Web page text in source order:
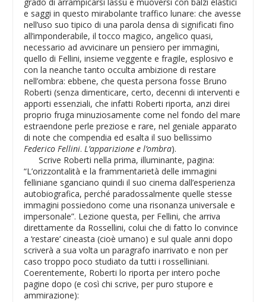
grado di arrampicarsi lassù e muoversi con balzi elastici
e saggi in questo mirabolante traffico lunare: che avesse
nell’uso suo tipico di una parola densa di significati fino
all’imponderabile, il tocco magico, angelico quasi,
necessario ad avvicinare un pensiero per immagini,
quello di Fellini, insieme veggente e fragile, esplosivo e
con la neanche tanto occulta ambizione di restare
nell’ombra: ebbene, che questa persona fosse Bruno
Roberti (senza dimenticare, certo, decenni di interventi e
apporti essenziali, che infatti Roberti riporta, anzi direi
proprio fruga minuziosamente come nel fondo del mare
estraendone perle preziose e rare, nel geniale apparato
di note che compendia ed esalta il suo bellissimo
Federico Fellini.L’apparizione e l’ombra).
Scrive Roberti nella prima, illuminante, pagina:
“L’orizzontalità e la frammentarietà delle immagini
felliniane sganciano quindi il suo cinema dall’esperienza
autobiografica, perché paradossalmente quelle stesse
immagini possiedono come una risonanza universale e
impersonale”. Lezione questa, per Fellini, che arriva
direttamente da Rossellini, colui che di fatto lo convince
a ‘restare’ cineasta (cioè umano) e sul quale anni dopo
scriverà a sua volta un paragrafo inarrivato e non per
caso troppo poco studiato da tutti i rosselliniani.
Coerentemente, Roberti lo riporta per intero poche
pagine dopo (e così chi scrive, per puro stupore e
ammirazione):